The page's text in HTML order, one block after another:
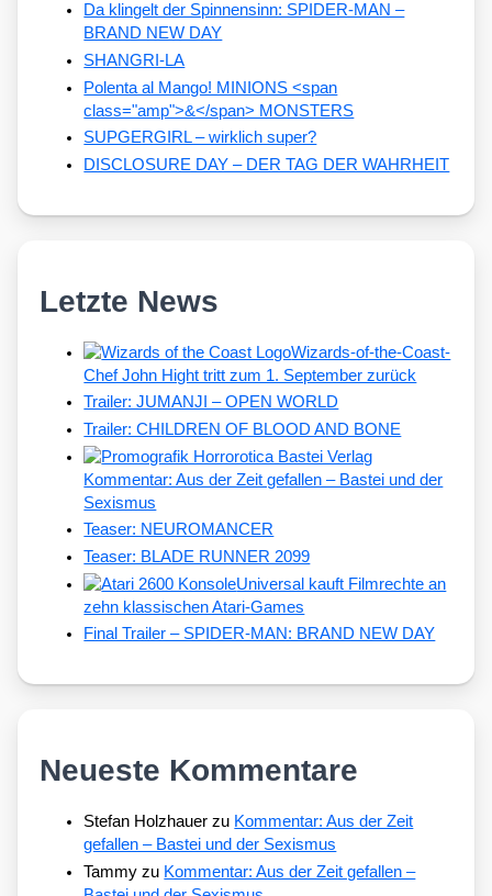
Da klingelt der Spinnensinn: SPIDER-MAN –
BRAND NEW DAY
SHANGRI-LA
Polenta al Mango! MINIONS <span
class="amp">&</span> MONSTERS
SUPGERGIRL – wirklich super?
DISCLOSURE DAY – DER TAG DER WAHRHEIT
Letzte News
Wizards-of-the-Coast-
Chef John Hight tritt zum 1. September zurück
Trailer: JUMANJI – OPEN WORLD
Trailer: CHILDREN OF BLOOD AND BONE
Kommentar: Aus der Zeit gefallen – Bastei und der
Sexismus
Teaser: NEUROMANCER
Teaser: BLADE RUNNER 2099
Universal kauft Filmrechte an
zehn klassischen Atari-Games
Final Trailer – SPIDER-MAN: BRAND NEW DAY
Neueste Kommentare
Stefan Holzhauer zu Kommentar: Aus der Zeit
gefallen – Bastei und der Sexismus
Tammy zu Kommentar: Aus der Zeit gefallen –